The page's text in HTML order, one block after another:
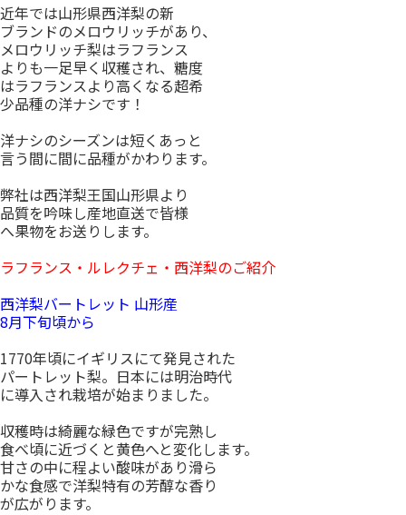
近年では山形県西洋梨の新
ブランドのメロウリッチがあり、
メロウリッチ梨はラフランス
よりも一足早く収穫され、糖度
はラフランスより高くなる超希
少品種の洋ナシです！
洋ナシのシーズンは短くあっと
言う間に間に品種がかわります。
弊社は西洋梨王国山形県より
品質を吟味し産地直送で皆様
へ果物をお送りします。
ラフランス・ルレクチェ・西洋梨のご紹介
西洋梨バートレット 山形産
8月下旬頃から
1770年頃にイギリスにて発見された
パートレット梨。日本には明治時代
に導入され栽培が始まりました。
収穫時は綺麗な緑色ですが完熟し
食べ頃に近づくと黄色へと変化します。
甘さの中に程よい酸味があり滑ら
かな食感で洋梨特有の芳醇な香り
が広がります。